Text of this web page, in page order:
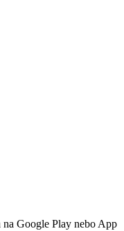
Google Play nebo App